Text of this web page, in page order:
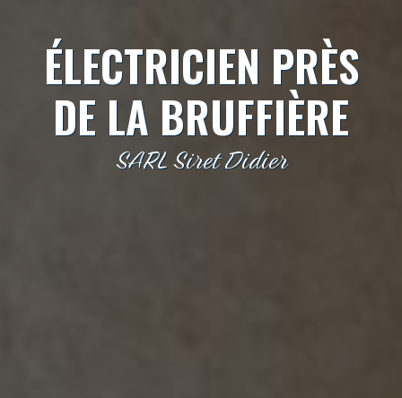
ÉLECTRICIEN PRÈS
DE LA BRUFFIÈRE
SARL Siret Didier